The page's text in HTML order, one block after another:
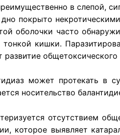
в слепой,
покрыто
оболочки часто
кишки.
может протекать в
носительство
отсутствием
которое выявляет